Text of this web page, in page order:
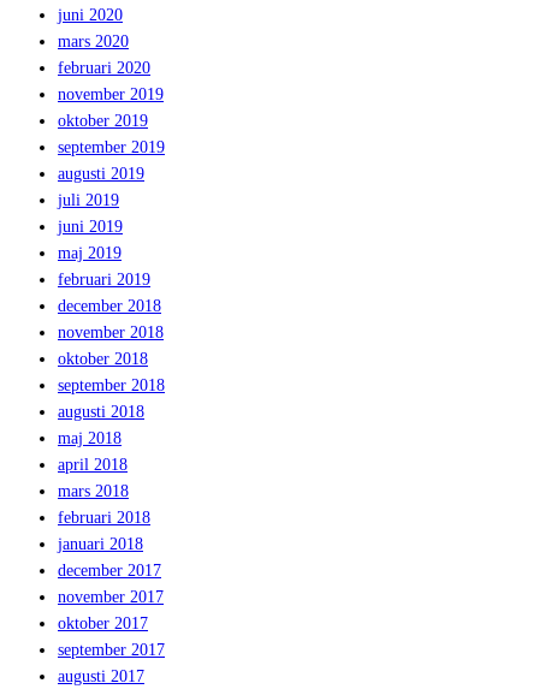
juni 2020
mars 2020
februari 2020
november 2019
oktober 2019
september 2019
augusti 2019
juli 2019
juni 2019
maj 2019
februari 2019
december 2018
november 2018
oktober 2018
september 2018
augusti 2018
maj 2018
april 2018
mars 2018
februari 2018
januari 2018
december 2017
november 2017
oktober 2017
september 2017
augusti 2017